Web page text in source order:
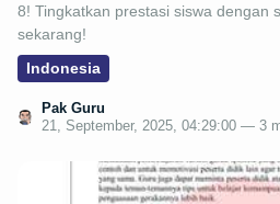
8! Tingkatkan prestasi siswa dengan
sekarang!
Indonesia
Pak Guru
21, September, 2025, 04:29:00 — 3